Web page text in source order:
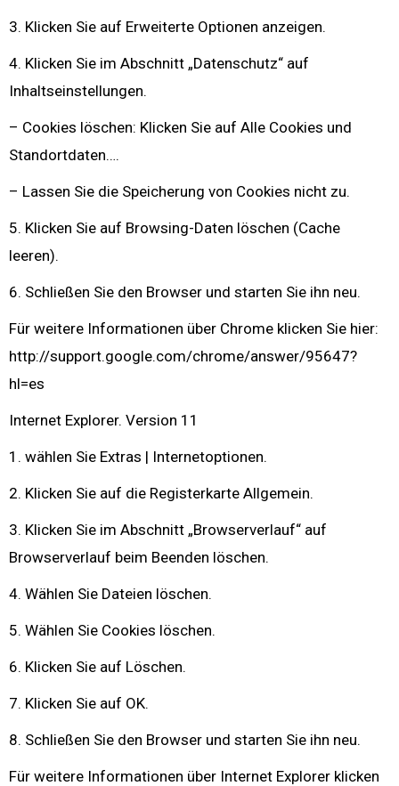
3. Klicken Sie auf Erweiterte Optionen anzeigen.
4. Klicken Sie im Abschnitt „Datenschutz“ auf
Inhaltseinstellungen.
– Cookies löschen: Klicken Sie auf Alle Cookies und
Standortdaten….
– Lassen Sie die Speicherung von Cookies nicht zu.
5. Klicken Sie auf Browsing-Daten löschen (Cache
leeren).
6. Schließen Sie den Browser und starten Sie ihn neu.
Für weitere Informationen über Chrome klicken Sie hier:
http://support.google.com/chrome/answer/95647?
hl=es
Internet Explorer. Version 11
1. wählen Sie Extras | Internetoptionen.
2. Klicken Sie auf die Registerkarte Allgemein.
3. Klicken Sie im Abschnitt „Browserverlauf“ auf
Browserverlauf beim Beenden löschen.
4. Wählen Sie Dateien löschen.
5. Wählen Sie Cookies löschen.
6. Klicken Sie auf Löschen.
7. Klicken Sie auf OK.
8. Schließen Sie den Browser und starten Sie ihn neu.
Für weitere Informationen über Internet Explorer klicken